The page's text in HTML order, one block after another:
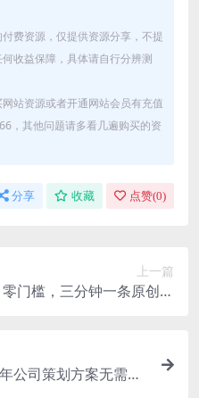
费资源，仅提供资源分享，不提
收益保障，具体请自行分辨测
站资源或者开通网站会员有充值
，其他问题请多看几遍购买的资
分享 收藏 点赞(0)
上一篇
门槛，三分钟一条原创作
公司策划方案无需电